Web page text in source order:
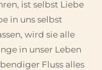
ist selbst Liebe
in uns selbst
wird sie alle
in unser Leben
Fluss alles